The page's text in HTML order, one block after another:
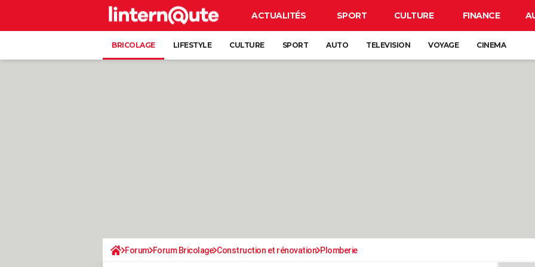
ACTUALITÉS SPORT CULTURE FINANCE
BRICOLAGE LIFESTYLE CULTURE SPORT AUTO TELEVISION VOYAGE CINEMA
Forum Forum Bricolage Construction et rénovation Plomberie